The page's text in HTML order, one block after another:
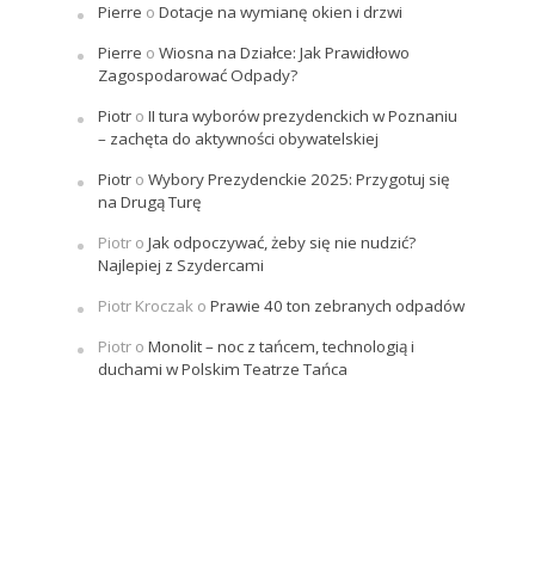
Pierre o Dotacje na wymianę okien i drzwi
Pierre o Wiosna na Działce: Jak Prawidłowo
Zagospodarować Odpady?
Piotro II tura wyborów prezydenckich w Poznaniu
– zachęta do aktywności obywatelskiej
Piotro Wybory Prezydenckie 2025: Przygotuj się
na Drugą Turę
Piotro Jak odpoczywać, żeby się nie nudzić?
Najlepiej z Szydercami
Piotr Kroczako Prawie 40 ton zebranych odpadów
Piotro Monolit – noc z tańcem, technologią i
duchami w Polskim Teatrze Tańca